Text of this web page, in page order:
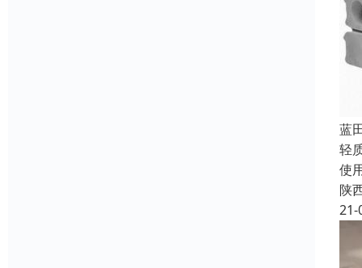
蓝
轻
使
陕
21-